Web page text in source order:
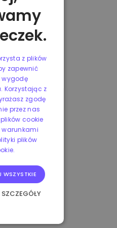
z plików
zapewnić
wygodę
Korzystając z
zgodę
przez nas
cookie
warunkami
plików
WSZYSTKIE